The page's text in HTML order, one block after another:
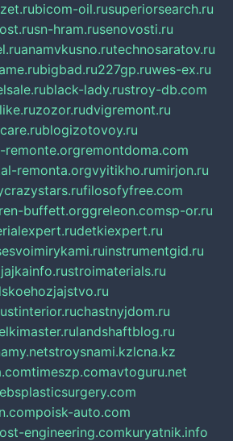
bicom-oil.rusuperiorsearch.ru
sn-hram.rusenovosti.ru
anamvkusno.rutechnosaratov.ru
bigbad.ru227gp.ruwes-ex.ru
black-lady.rustroy-db.com
zozor.rudvigremont.ru
blogizotovoy.ru
remonte.orgremontdoma.com
remonta.orgvyitikho.rumirjon.ru
filosofyfree.com
buffett.orggreleon.comsp-or.ru
detkiexpert.ru
instrumentgid.ru
stroimaterials.ru
chastnyjdom.ru
landshaftblog.ru
stroysnami.kzlcna.kz
timeszp.comavtoguru.net
poisk-auto.com
ost-engineering.comkuryatnik.info